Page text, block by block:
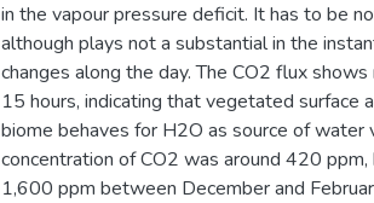
in the vapour pressure deficit. It has to be
although plays not a substantial in the
changes along the day. The CO2 flux
15 hours, indicating that vegetated surface
biome behaves for H2O as source of water
concentration of CO2 was around 420
1,600 ppm between December and